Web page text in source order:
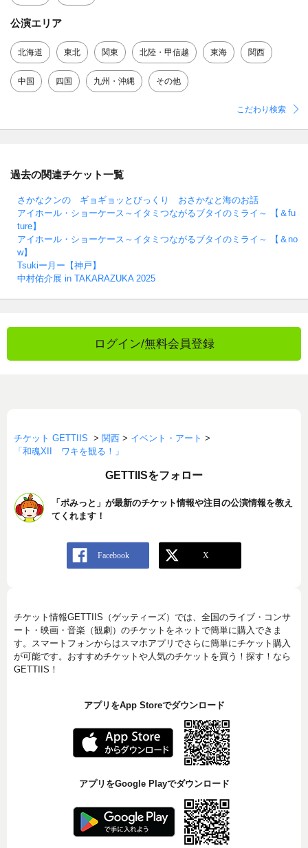
公演エリア
北海道 東北 関東 北陸・甲信越 東海 関西
中国 四国 九州・沖縄 その他
こだわり検索
過去の関連チケット一覧
さかなクンの ギョギョッとびっくり おさかなと海のお話
アイホール・ショーケース～イタミつながるブタイのミライ～ 【＆fu
ture】
アイホール・ショーケース～イタミつながるブタイのミライ～ 【＆no
w】
Tsukiー月ー【神戸】
中村佑介展 in TAKARAZUKA 2025
ログイン/無料会員登録
チケット GETTIIS > 関西 > イベント・アート >
「和魂XII ワキを観る！」
GETTIISをフォロー
「ポみっと」が最新のチケット情報や注目の公演情報を教え
てくれます！
チケット情報GETTIIS（ゲッティーズ）では、全国のライブ・コンサ
ート・映画・音楽（観劇）のチケットをネットで簡単に購入できま
す。スマートフォンからはスマホアプリでさらに簡単にチケット購入
が可能です。おすすめチケットや人気のチケットを買う！探す！なら
GETTIIS！
アプリをApp Storeでダウンロード
アプリをGoogle Playでダウンロード